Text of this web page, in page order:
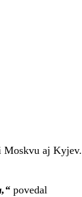
Moskvu aj Kyjev.
povedal